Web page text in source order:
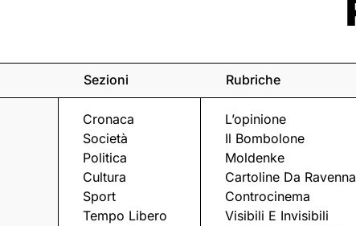
Sezioni
Cronaca
Società
Politica
Cultura
Sport
Tempo Libero
Rubriche
L’opinione
Il Bombolone
Moldenke
Cartoline Da Ravenna
Controcinema
Visibili E Invisibili
Eventi a Ravenna e dintorni